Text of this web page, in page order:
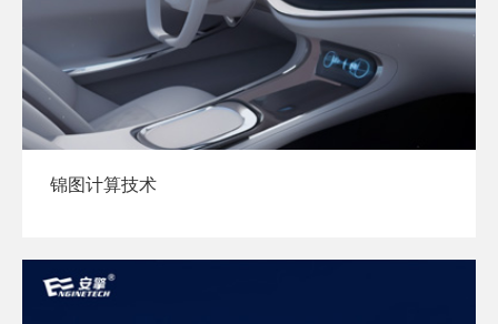
锦图计算技术